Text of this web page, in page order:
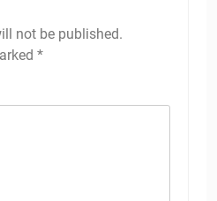
not be published.
*